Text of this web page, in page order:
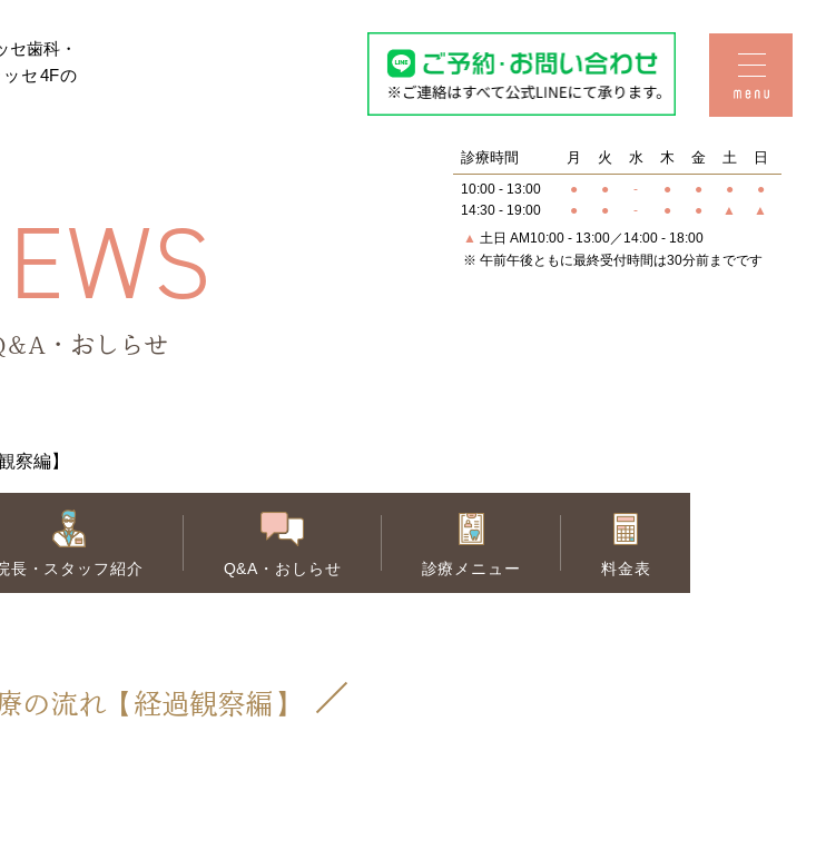
セ歯科・
セ4Fの
診療時間 月 火 水 木 金 土 日
10:00 - 13:00 ● ● - ● ● ●
●
14:30 - 19:00
● ● - ● ● ▲ ▲
▲ 土日 AM10:00 - 13:00／14:00 - 18:00
※ 午前午後ともに最終受付時間は30分前までです
Q&A・おしらせ
セラミック治療
小児歯科
料金表
・おしらせ
EWS
察編】
長・スタッフ紹介 Q&A・おしらせ 診療メニュー 料金表
の流れ【経過観察編】